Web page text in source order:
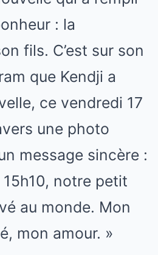
: la
fils. C’est sur son
que Kendji a
ce vendredi 17
une photo
message sincère :
15h10, notre petit
au monde. Mon
mon amour. »